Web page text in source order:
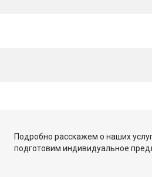
Подробно расскажем о наших
подготовим индивидуальное